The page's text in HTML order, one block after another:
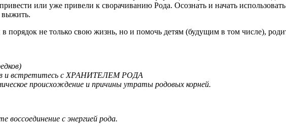
или уже привели к сворачиванию Рода. Осознать и начать
выжить.
порядок не только свою жизнь, но и помочь детям (будущим в том числе),
и встретитесь с ХРАНИТЕЛЕМ РОДА
происхождение и причины утраты родовых корней.
с энергией рода.